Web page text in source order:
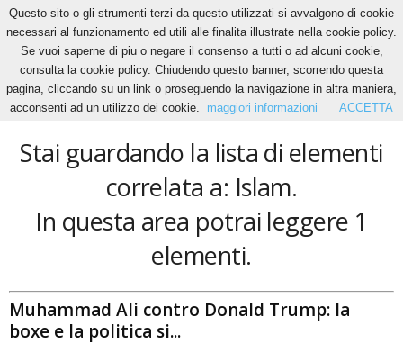
Home Tags Islam
Islam
Stai guardando la lista di elementi
correlata a: Islam.
In questa area potrai leggere 1
elementi.
Muhammad Ali contro Donald Trump: la
boxe e la politica si...
Questo sito o gli strumenti terzi da questo utilizzati si avvalgono di cookie
necessari al funzionamento ed utili alle finalita illustrate nella cookie policy.
Se vuoi saperne di piu o negare il consenso a tutti o ad alcuni cookie,
consulta la cookie policy. Chiudendo questo banner, scorrendo questa
pagina, cliccando su un link o proseguendo la navigazione in altra maniera,
acconsenti ad un utilizzo dei cookie.
maggiori informazioni ACCETTA